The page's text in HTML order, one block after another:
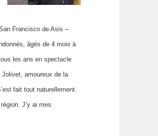
Francisco de Asis –
âgés de 4 mois à
les ans en spectacle
Jolivet, amoureux de la
fait tout naturellement.
J’y ai mes